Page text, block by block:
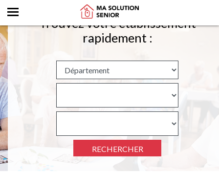
Trouvez votre établissement
rapidement :
RECHERCHER